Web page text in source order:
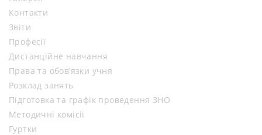
Контакти
Звіти
Професії
Дистанційне навчання
Права та обов’язки учня
Розклад занять
Підготовка та графік проведення ЗНО
Методичні комісії
Гуртки